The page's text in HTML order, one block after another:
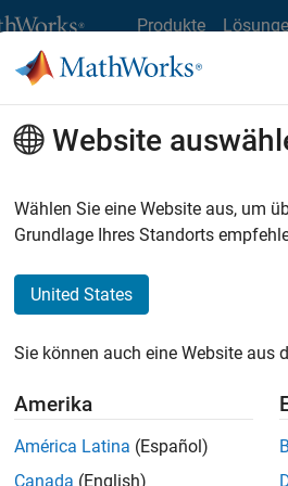
Produkte
bei MathWorks
Stellensuche
Stellen
Es
Region
Website
Wählen Sie eine Website aus, um
Grundlage Ihres Standorts
United States
Sie können auch eine Website aus
Amerika
América Latina (Español)
Canada (English)